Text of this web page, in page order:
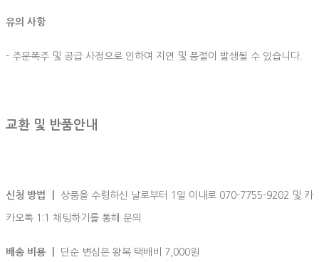
유의 사항
- 주문폭주 및 공급 사정으로 인하여 지연 및 품절이 발생될 수 있습니다.
교환 및 반품안내
신청 방법 ㅣ 상품을 수령하신 날로부터 1일 이내로 070-7755-9202 및 카
카오톡 1:1 채팅하기를 통해 문의
배송 비용 ㅣ 단순 변심은 왕복 택배비 7,000원